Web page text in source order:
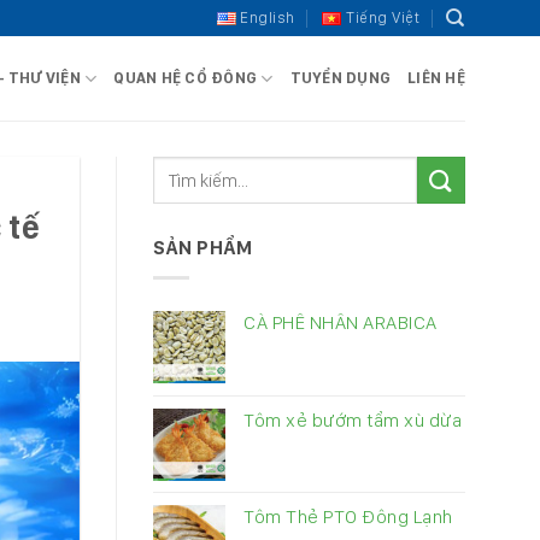
English Tiếng Việt
THƯ VIỆN QUAN HỆ CỔ ĐÔNG TUYỂN DỤNG LIÊN HỆ
tế
SẢN PHẨM
CÀ PHÊ NHÂN ARABICA
Tôm xẻ bướm tẩm xù dừa
Tôm Thẻ PTO Đông Lạnh